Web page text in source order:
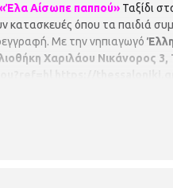
«Έλα Αίσωπε παππού» Ταξίδι
όπου τα παιδιά
Με την νηπιαγωγό
Χαριλάου Νικάνορος 3,